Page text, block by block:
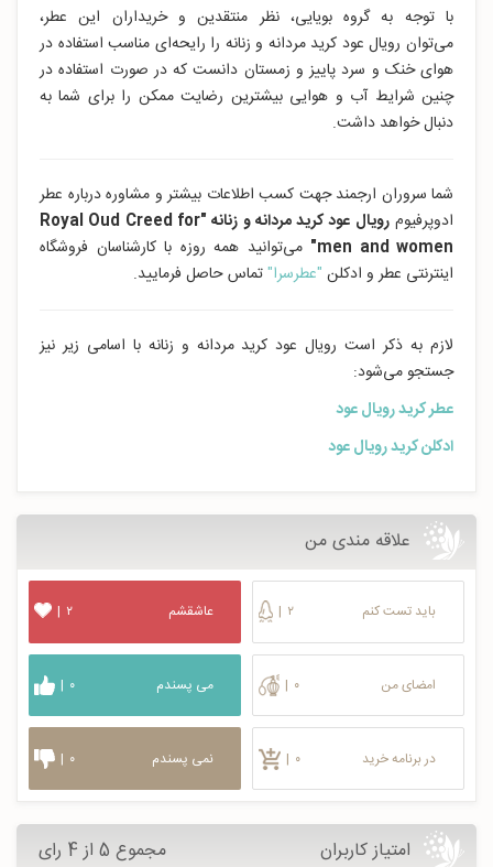
با توجه به گروه بویایی، نظر منتقدین و خریداران این عطر،
می‌توان رویال عود کرید مردانه و زنانه را رایحه‌ای مناسب استفاده در
هوای خنک و سرد پاییز و زمستان دانست که در صورت استفاده در
چنین شرایط آب و هوایی بیشترین رضایت ممکن را برای شما به
دنبال خواهد داشت.
شما سروران ارجمند جهت کسب اطلاعات بیشتر و مشاوره درباره عطر
ادوپرفیوم
رویال عود کرید مردانه و زنانه "Royal Oud Creed for
men and women" می‌توانید همه روزه با کارشناسان فروشگاه
اینترنتی عطر و ادکلن "عطرسرا"تماس حاصل فرمایید.
لازم به ذکر است رویال عود کرید مردانه و زنانه با اسامی زیر نیز
جستجو می‌شود:
عطر کرید رویال عود
ادکلن کرید رویال عود
علاقه مندی من
باید تست کنم | ۲
امضای من | ۰
در برنامه خرید | ۰
عاشقشم | ۲
می پسندم | ۰
نمی پسندم | ۰
امتیاز کاربران مجموع 5 از 4 رای